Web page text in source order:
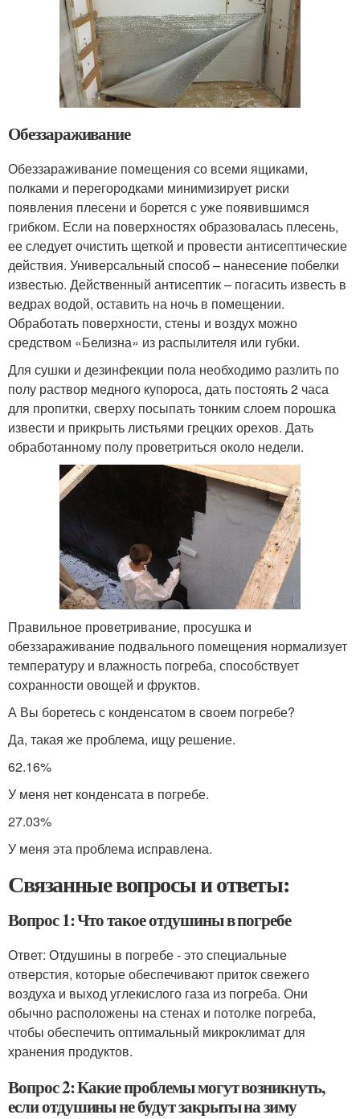
Обеззараживание
Обеззараживание помещения со всеми ящиками,
полками и перегородками минимизирует риски
появления плесени и борется с уже появившимся
грибком. Если на поверхностях образовалась плесень,
ее следует очистить щеткой и провести антисептические
действия. Универсальный способ – нанесение побелки
известью. Действенный антисептик – погасить известь в
ведрах водой, оставить на ночь в помещении.
Обработать поверхности, стены и воздух можно
средством «Белизна» из распылителя или губки.
Для сушки и дезинфекции пола необходимо разлить по
полу раствор медного купороса, дать постоять 2 часа
для пропитки, сверху посыпать тонким слоем порошка
извести и прикрыть листьями грецких орехов. Дать
обработанному полу проветриться около недели.
Правильное проветривание, просушка и
обеззараживание подвального помещения нормализует
температуру и влажность погреба, способствует
сохранности овощей и фруктов.
А Вы боретесь с конденсатом в своем погребе?
Да, такая же проблема, ищу решение.
62.16%
У меня нет конденсата в погребе.
27.03%
У меня эта проблема исправлена.
Связанные вопросы и ответы:
Вопрос 1: Что такое отдушины в погребе
Ответ: Отдушины в погребе - это специальные
отверстия, которые обеспечивают приток свежего
воздуха и выход углекислого газа из погреба. Они
обычно расположены на стенах и потолке погреба,
чтобы обеспечить оптимальный микроклимат для
хранения продуктов.
Вопрос 2: Какие проблемы могут возникнуть,
если отдушины не будут закрыты на зиму